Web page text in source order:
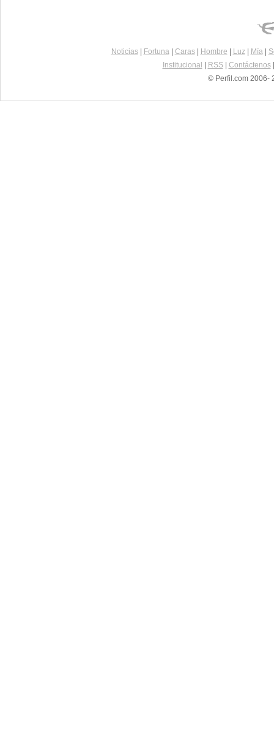
Noticias| Fortuna| Caras| Hombre Luz| Mía|
Institucional
RSS| Contáctenos
© Perfil.com 2006-